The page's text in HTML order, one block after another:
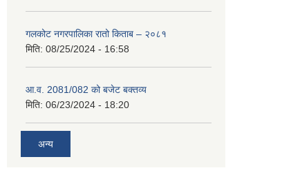
गलकोट नगरपालिका रातो किताब – २०८१
मिति: 08/25/2024 - 16:58
आ.व. 2081/082 को बजेट बक्तव्य
मिति: 06/23/2024 - 18:20
अन्य